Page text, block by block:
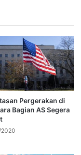
Pergerakan di
Bagian AS Segera